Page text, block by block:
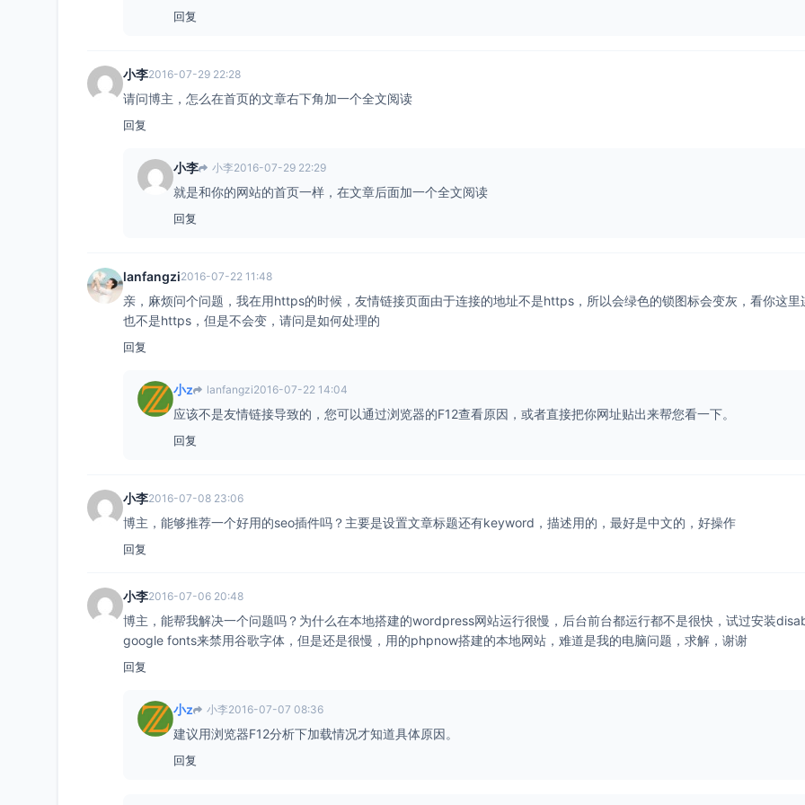
回复
小李2016-07-29 22:28
请问博主，怎么在首页的文章右下角加一个全文阅读
回复
小李 小李2016-07-29 22:29
就是和你的网站的首页一样，在文章后面加一个全文阅读
回复
lanfangzi2016-07-22 11:48
亲，麻烦问个问题，我在用https的时候，友情链接页面由于连接的地址不是https，所以会绿色的锁图标会变灰，看你这里
也不是https，但是不会变，请问是如何处理的
回复
小z lanfangzi2016-07-22 14:04
应该不是友情链接导致的，您可以通过浏览器的F12查看原因，或者直接把你网址贴出来帮您看一下。
回复
小李2016-07-08 23:06
博主，能够推荐一个好用的seo插件吗？主要是设置文章标题还有keyword，描述用的，最好是中文的，好操作
回复
小李2016-07-06 20:48
博主，能帮我解决一个问题吗？为什么在本地搭建的wordpress网站运行很慢，后台前台都运行都不是很快，试过安装
google fonts来禁用谷歌字体，但是还是很慢，用的phpnow搭建的本地网站，难道是我的电脑问题，求解，谢谢
回复
小z 小李2016-07-07 08:36
建议用浏览器F12分析下加载情况才知道具体原因。
回复